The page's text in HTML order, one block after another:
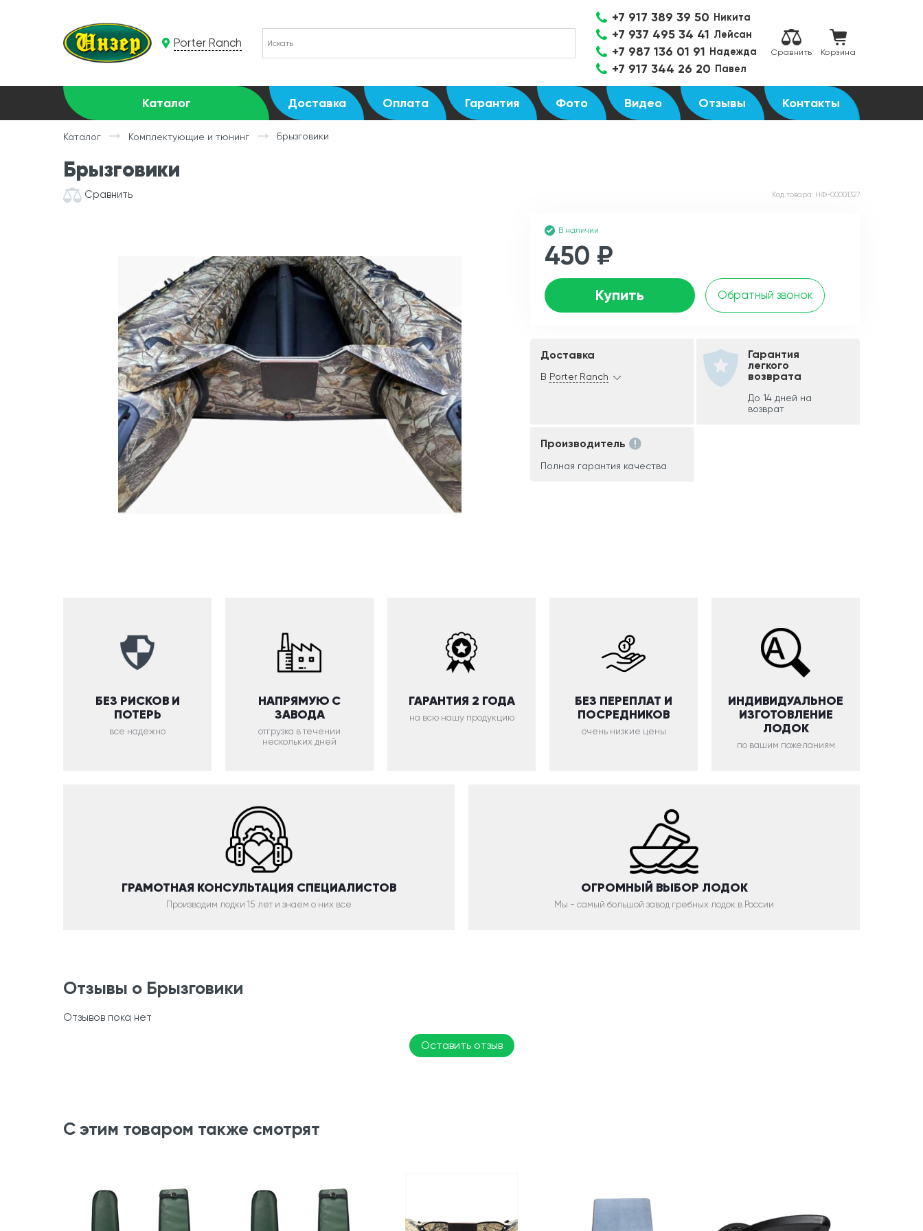
Porter Ranch
+7 917 389 39 50 Никита
+7 937 495 34 41 Лейсан
+7 987 136 01 91 Надежда
+7 917 344 26 20 Павел
Сравнить Корзина
Каталог Доставка Оплата Гарантия Фото Видео Отзывы Контакты
Каталог Комплектующие и тюнинг Брызговики
Брызговики
Сравнить Код товара: НФ-00001327
В наличии
450 ₽
Купить Обратный звонок
Доставка
В Porter Ranch
Гарантия
легкого
возврата
До 14 дней на
возврат
Производитель
Полная гарантия качества
БЕЗ РИСКОВ И
ПОТЕРЬ
все надежно
НАПРЯМУЮ С
ЗАВОДА
отгрузка в течении
нескольких дней
ГАРАНТИЯ 2 ГОДА
на всю нашу продукцию
БЕЗ ПЕРЕПЛАТ И
ПОСРЕДНИКОВ
очень низкие цены
ИНДИВИДУАЛЬНОЕ
ИЗГОТОВЛЕНИЕ
ЛОДОК
по вашим пожеланиям
ГРАМОТНАЯ КОНСУЛЬТАЦИЯ СПЕЦИАЛИСТОВ
Производим лодки 15 лет и знаем о них все
ОГРОМНЫЙ ВЫБОР ЛОДОК
Мы - самый большой завод гребных лодок в России
Отзывы о Брызговики
Отзывов пока нет
Оставить отзыв
С этим товаром также смотрят